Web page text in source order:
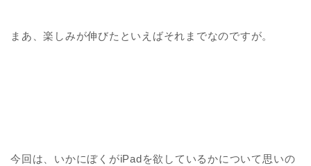
まあ、楽しみが伸びたといえばそれまでなのですが。
今回は、いかにぼくがiPadを欲しているかについて思いの